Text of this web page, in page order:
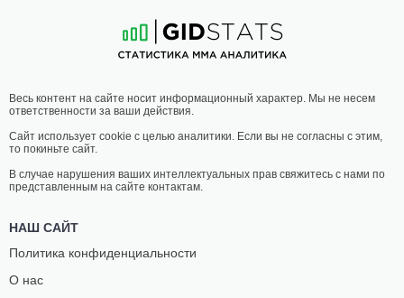
ШЕВЧЕНКО
10-4- 0
01:05 МСК
НАИЛЕГЧАЙШИЙ ВЕС 56.7 КГ
О'НИЛЛ
Весь контент на сайте носит информационный характер. Мы не несем
ответственности за ваши действия.
Сайт использует cookie с целью аналитики. Если вы не согласны с этим,
то покиньте сайт.
В случае нарушения ваших интеллектуальных прав свяжитесь с нами по
представленным на сайте контактам.
НАШ САЙТ
Политика конфиденциальности
О нас